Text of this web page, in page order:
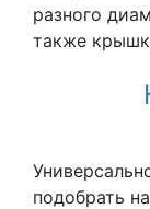
разного
также
подобрать